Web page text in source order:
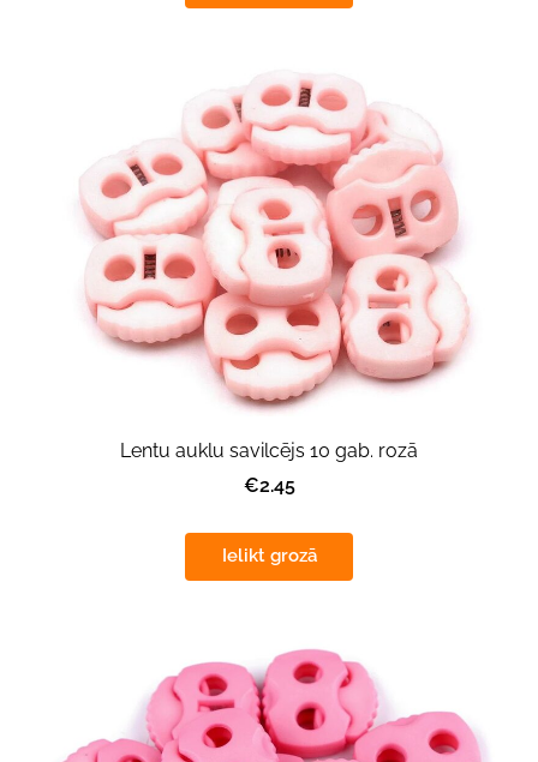
Lentu auklu savilcējs 10 gab. rozā
€2.45
Ielikt grozā